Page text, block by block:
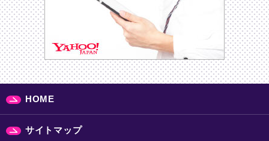
HOME
サイトマップ